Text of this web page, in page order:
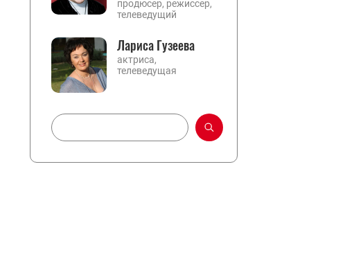
продюсер, режиссер,
телеведущий
Лариса Гузеева
актриса,
телеведущая